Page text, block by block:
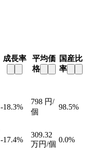
成長率
平均価
格
国産比
率
-18.3%
798 円/
個
98.5%
-17.4%
309.32
万円/個
0.0%